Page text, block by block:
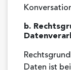
b.
Daten ist